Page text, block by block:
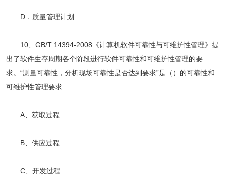
D．质量管理计划
10、GB/T 14394-2008《计算机软件可靠性与可维护性管理》提
出了软件生存周期各个阶段进行软件可靠性和可维护性管理的要
求。“测量可靠性，分析现场可靠性是否达到要求”是（）的可靠性和
可维护性管理要求
A、获取过程
B、供应过程
C、开发过程